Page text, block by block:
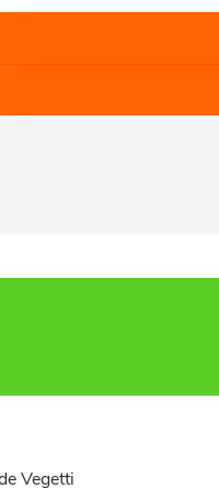
Vegetti